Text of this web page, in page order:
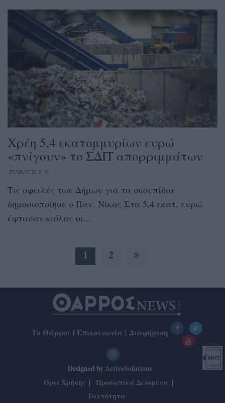
Χρέη 5,4 εκατομμυρίων ευρώ
«πνίγουν» το ΣΔΙΤ απορριμμάτων
07/08/2023 21:01
Τις οφειλές των Δήμων για τα σκουπίδια
δημοσιοποίησε ο Παν. Νίκας Στα 5,4 εκατ. ευρώ
έφτασαν κιόλας οι...
1 2
Το Θάρρος | Επικοινωνία | Διαφήμιση
Designed by ActiveSolutions
Όροι Χρήσης
Προσωπικά Δεδομένα
Ταυτότητα